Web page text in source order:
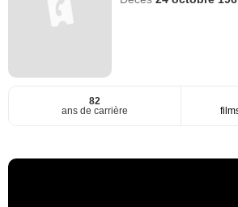
82
ans de carrière